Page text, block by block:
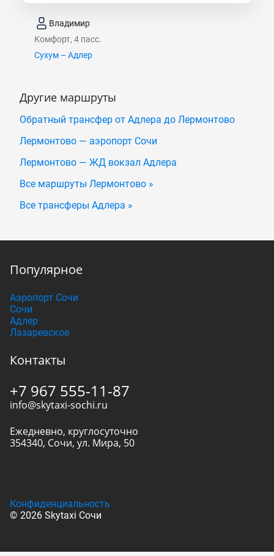
Владимир
Комфорт, 4 пасс.
Сухум – Адлер
Другие маршруты
Обратный трансфер от Адлера до Лермонтово
Лермонтово — аэропорт Сочи
Лермонтово — ЖД вокзал Адлера
Все маршруты Лермонтово »
Все трансферы Адлера »
Популярное
Аэропорт Сочи
Сочи
Адлер
Лазаревское
Контакты
+7 967 555-11-87
info@skytaxi-sochi.ru
Ежедневно, круглосуточно
354340, Сочи, ул. Мира, 50
© 2026 Skytaxi Сочи
Конфиденциальность